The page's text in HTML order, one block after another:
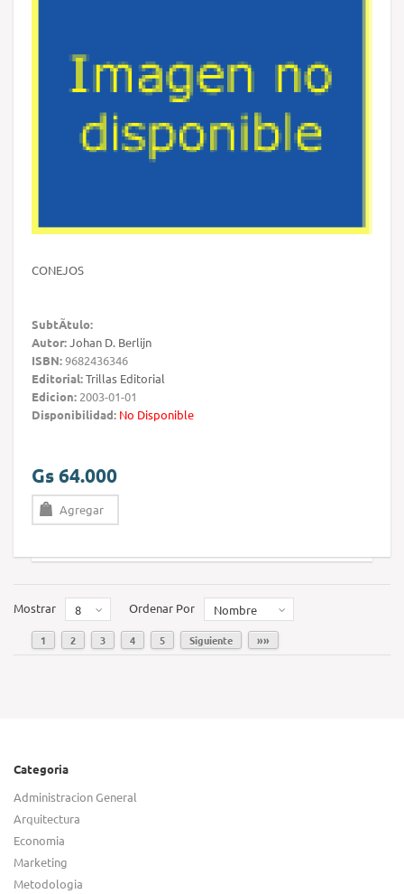
CONEJOS
SubtÃ­tulo:
Autor:Johan D. Berlijn
ISBN:9682436346
Editorial:Trillas Editorial
Edicion: 2003-01-01
Disponibilidad: No Disponible
Gs 64.000
Agregar
Mostrar 8 Ordenar Por Nombre
1 2 3 4 5 Siguiente »»
Categoria
Administracion General
Arquitectura
Economia
Marketing
Metodologia